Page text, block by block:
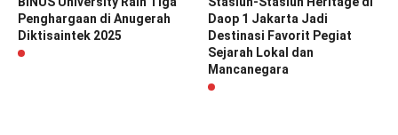
Penghargaan di Anugerah
Diktisaintek 2025
Daop 1 Jakarta Jadi
Destinasi Favorit Pegiat
Sejarah Lokal dan
Mancanegara